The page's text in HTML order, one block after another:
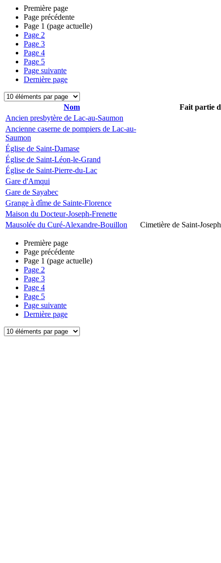
Première page
Page précédente
Page 1 (page actuelle)
Page 2
Page 3
Page 4
Page 5
Page suivante
Dernière page
Nom
Fait partie
Ancien presbytère de Lac-au-Saumon
Ancienne caserne de pompiers de Lac-au-
Saumon
Église de Saint-Damase
Église de Saint-Léon-le-Grand
Église de Saint-Pierre-du-Lac
Gare d'Amqui
Gare de Sayabec
Grange à dîme de Sainte-Florence
Maison du Docteur-Joseph-Frenette
Mausolée du Curé-Alexandre-Bouillon
Cimetière de Saint-Joseph
Première page
Page précédente
Page 1 (page actuelle)
Page 2
Page 3
Page 4
Page 5
Page suivante
Dernière page